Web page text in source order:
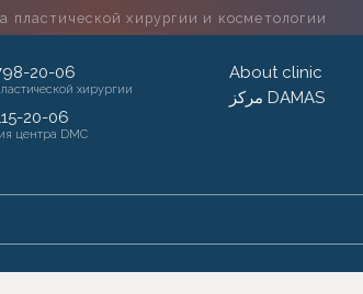
пластической хирургии и косметологии
20-06
хирургии
20-06
центра DMC
About clinic
مركز DAMAS